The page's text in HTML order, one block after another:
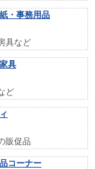
・事務用品
具など
具
ど
販促品
コーナー